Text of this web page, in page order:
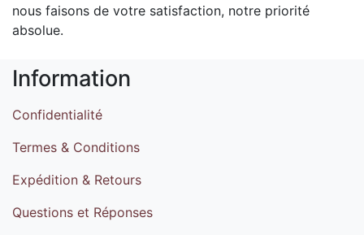
nous faisons de votre satisfaction, notre priorité
absolue.
Information
Confidentialité
Termes & Conditions
Expédition & Retours
Questions et Réponses